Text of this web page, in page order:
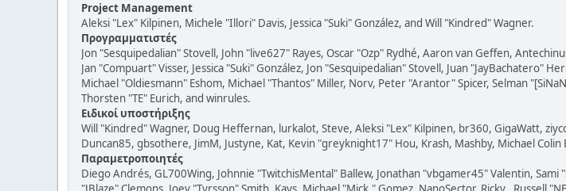
Project Management
Aleksi "Lex" Kilpinen, Michele "Illori" Davis, Jessica "Suki" González, and Will "Kindred" Wagner.
Προγραμματιστές
Jon "Sesquipedalian" Stovell, John "live627" Rayes, Oscar "Ozp" Rydhé, Aaron van Geffen,
Jan "Compuart" Visser, Jessica "Suki" González, Jon "Sesquipedalian" Stovell, Juan
Michael "Oldiesmann" Eshom, Michael "Thantos" Miller, Norv, Peter "Arantor" Spicer, Selman
Thorsten "TE" Eurich, and winrules.
Ειδικοί υποστήριξης
Will "Kindred" Wagner, Doug Heffernan, lurkalot, Steve, Aleksi "Lex" Kilpinen, br360, GigaWatt,
Duncan85, gbsothere, JimM, Justyne, Kat, Kevin "greyknight17" Hou, Krash, Mashby, Michael
Παραμετροποιητές
Diego Andrés, GL700Wing, Johnnie "TwitchisMental" Ballew, Jonathan "vbgamer45" Valentin,